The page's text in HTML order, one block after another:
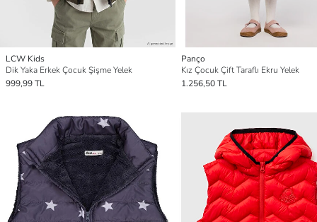
LCW Kids
Dik Yaka Erkek Çocuk Şişme Yelek
999,99 TL
Panço
Kız Çocuk Çift Taraflı Ekru Yelek
1.256,50 TL